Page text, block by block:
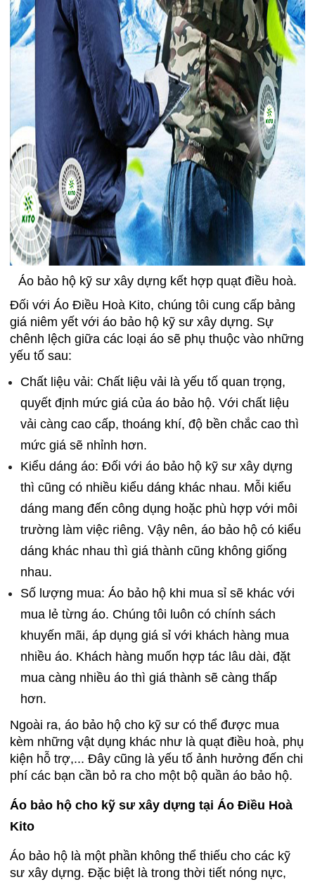
Áo bảo hộ kỹ sư xây dựng kết hợp quạt điều hoà.
Đối với Áo Điều Hoà Kito, chúng tôi cung cấp bảng
giá niêm yết với áo bảo hộ kỹ sư xây dựng. Sự
chênh lệch giữa các loại áo sẽ phụ thuộc vào những
yếu tố sau:
Chất liệu vải: Chất liệu vải là yếu tố quan trọng,
quyết định mức giá của áo bảo hộ. Với chất liệu
vải càng cao cấp, thoáng khí, độ bền chắc cao thì
mức giá sẽ nhỉnh hơn.
Kiểu dáng áo: Đối với áo bảo hộ kỹ sư xây dựng
thì cũng có nhiều kiểu dáng khác nhau. Mỗi kiểu
dáng mang đến công dụng hoặc phù hợp với môi
trường làm việc riêng. Vậy nên, áo bảo hộ có kiểu
dáng khác nhau thì giá thành cũng không giống
nhau.
Số lượng mua: Áo bảo hộ khi mua sỉ sẽ khác với
mua lẻ từng áo. Chúng tôi luôn có chính sách
khuyến mãi, áp dụng giá sỉ với khách hàng mua
nhiều áo. Khách hàng muốn hợp tác lâu dài, đặt
mua càng nhiều áo thì giá thành sẽ càng thấp
hơn.
Ngoài ra, áo bảo hộ cho kỹ sư có thể được mua
kèm những vật dụng khác như là quạt điều hoà, phụ
kiện hỗ trợ,... Đây cũng là yếu tố ảnh hưởng đến chi
phí các bạn cần bỏ ra cho một bộ quần áo bảo hộ.
Áo bảo hộ cho kỹ sư xây dựng tại Áo Điều Hoà
Kito
Áo bảo hộ là một phần không thể thiếu cho các kỹ
sư xây dựng. Đặc biệt là trong thời tiết nóng nực,